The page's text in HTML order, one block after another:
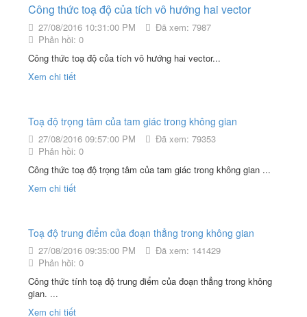
Công thức toạ độ của tích vô hướng hai vector
27/08/2016 10:31:00 PM
Đã xem: 7987
Phản hồi: 0
Công thức toạ độ của tích vô hướng hai vector...
Xem chi tiết
Toạ độ trọng tâm của tam giác trong không gian
27/08/2016 09:57:00 PM
Đã xem: 79353
Phản hồi: 0
Công thức toạ độ trọng tâm của tam giác trong không gian ...
Xem chi tiết
Toạ độ trung điểm của đoạn thẳng trong không gian
27/08/2016 09:35:00 PM
Đã xem: 141429
Phản hồi: 0
Công thức tính toạ độ trung điểm của đoạn thẳng trong không
gian. ...
Xem chi tiết